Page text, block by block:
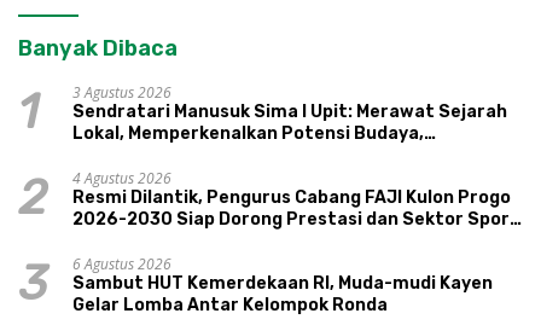
Banyak Dibaca
1
3 Agustus 2026
Sendratari Manusuk Sima I Upit: Merawat Sejarah
Lokal, Memperkenalkan Potensi Budaya,
2
4 Agustus 2026
Resmi Dilantik, Pengurus Cabang FAJI Kulon Progo
2026-2030 Siap Dorong Prestasi dan Sektor Sport
3
6 Agustus 2026
Sambut HUT Kemerdekaan RI, Muda-mudi Kayen
Gelar Lomba Antar Kelompok Ronda